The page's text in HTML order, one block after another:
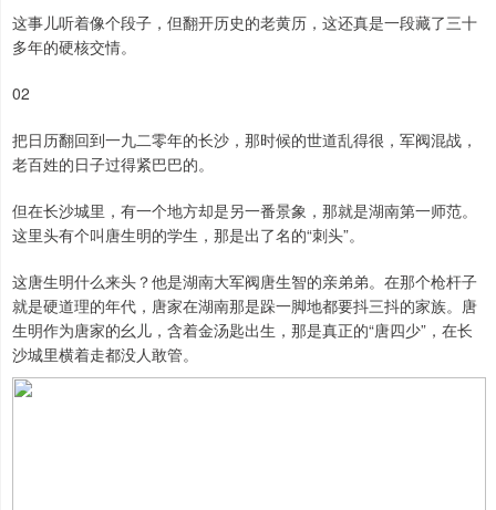
这事儿听着像个段子，但翻开历史的老黄历，这还真是一段藏了三十
多年的硬核交情。
02
把日历翻回到一九二零年的长沙，那时候的世道乱得很，军阀混战，
老百姓的日子过得紧巴巴的。
但在长沙城里，有一个地方却是另一番景象，那就是湖南第一师范。
这里头有个叫唐生明的学生，那是出了名的“刺头”。
这唐生明什么来头？他是湖南大军阀唐生智的亲弟弟。在那个枪杆子
就是硬道理的年代，唐家在湖南那是跺一脚地都要抖三抖的家族。唐
生明作为唐家的幺儿，含着金汤匙出生，那是真正的“唐四少”，在长
沙城里横着走都没人敢管。